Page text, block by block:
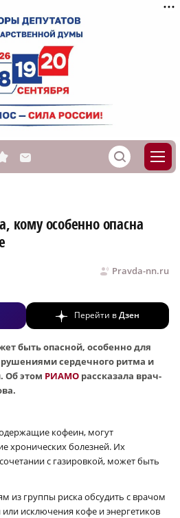
M S
кому особенно опасна
Pravda-nn.ru
Перейти вДзен
быть опасной, особенно для
сердечного ритма и
Об этом РИАМО рассказала врач-
кофеин, могут
хронических болезней. Их
с газировкой, может быть
из группы риска обсудить с врачом
исключения кофе и энергетиков